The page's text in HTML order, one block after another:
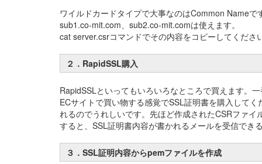
ワイルドカードタイプで大事なのはCommon Name
sub1.co-mit.com、sub2.co-mit.comは使えます。
cat server.csrコマンドでその内容をコピーしてくださ
２．RapidSSL購入
RapidSSLといってもいろいろなところで買えます。
ECサイトで買い物する感覚でSSL証明書を購入して
れるのでうれしいです。先ほど作成されたCSRファイ
すると、SSL証明書内容が書かれるメールを受信でき
３．SSL証明内容からpemファイルを作成